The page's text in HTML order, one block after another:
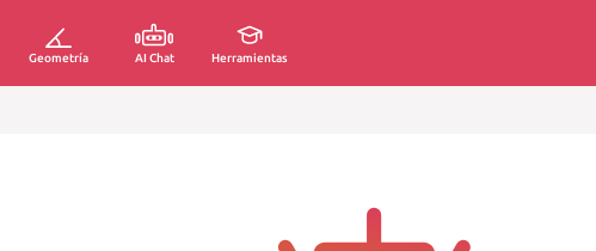
Geometría AI Chat Herramientas